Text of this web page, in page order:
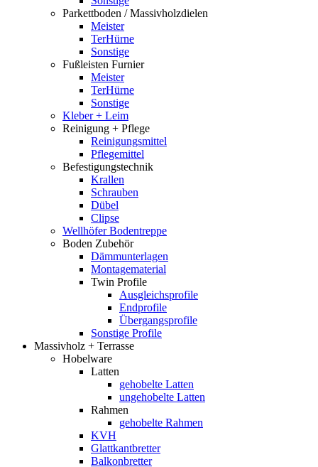
Parkettboden / Massivholzdielen
Meister
TerHürne
Sonstige
Fußleisten Furnier
Meister
TerHürne
Sonstige
Kleber + Leim
Reinigung + Pflege
Reinigungsmittel
Pflegemittel
Befestigungstechnik
Krallen
Schrauben
Dübel
Clipse
Wellhöfer Bodentreppe
Boden Zubehör
Dämmunterlagen
Montagematerial
Twin Profile
Ausgleichsprofile
Endprofile
Übergangsprofile
Sonstige Profile
Massivholz + Terrasse
Hobelware
Latten
gehobelte Latten
ungehobelte Latten
Rahmen
gehobelte Rahmen
KVH
Glattkantbretter
Balkonbretter